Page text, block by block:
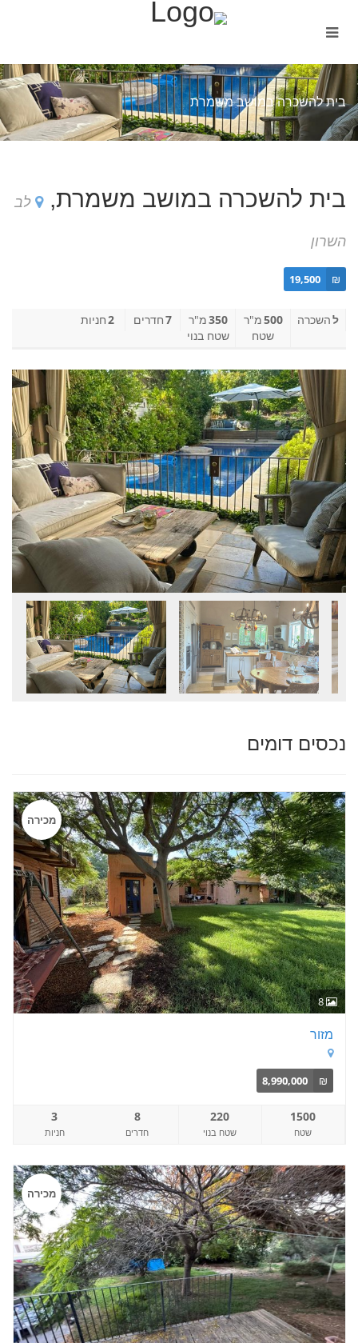
בית להשכרה במושב משמרת
בית להשכרה במושב משמרת, לב
השרון
₪
19,500
להשכרה 500מ"ר
שטח
350מ"ר
שטח בנוי
7חדרים 2חניות
נכסים דומים
8
מכירה
מזור
₪
8,990,000
1500
שטח
220
שטח בנוי
8
חדרים
3
חניות
מכירה